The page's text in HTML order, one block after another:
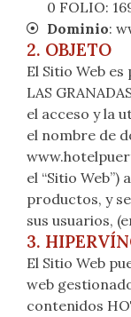
0 FOLIO:
Dominio:
2. OBJETO
El Sitio Web
LAS
el acceso y la
el nombre de
el “Sitio
productos, y
sus usuarios,
3.
El Sitio Web
web
contenidos